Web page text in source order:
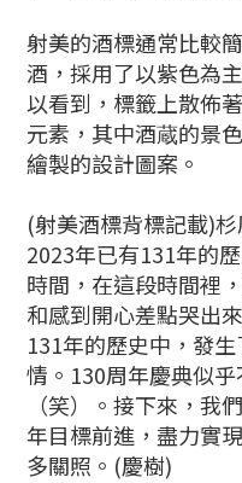
射美的酒標通常比較
酒，採用了以紫色為
以看到，標籤上散佈
元素，其中酒蔵的景
繪製的設計圖案。
(射美酒標背標記載)
2023年已有131年的
時間，在這段時間裡
和感到開心差點哭出
131年的歷史中，發
情。130周年慶典似
（笑）。接下來，我
年目標前進，盡力實
多關照。(慶樹)